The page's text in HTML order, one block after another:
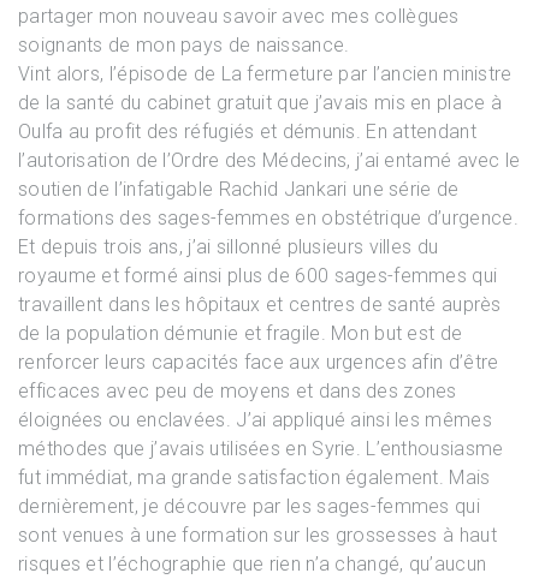
partager mon nouveau savoir avec mes collègues
soignants de mon pays de naissance.
Vint alors, l’épisode de La fermeture par l’ancien ministre
de la santé du cabinet gratuit que j’avais mis en place à
Oulfa au profit des réfugiés et démunis. En attendant
l’autorisation de l’Ordre des Médecins, j’ai entamé avec le
soutien de l’infatigable Rachid Jankari une série de
formations des sages-femmes en obstétrique d’urgence.
Et depuis trois ans, j’ai sillonné plusieurs villes du
royaume et formé ainsi plus de 600 sages-femmes qui
travaillent dans les hôpitaux et centres de santé auprès
de la population démunie et fragile. Mon but est de
renforcer leurs capacités face aux urgences afin d’être
efficaces avec peu de moyens et dans des zones
éloignées ou enclavées. J’ai appliqué ainsi les mêmes
méthodes que j’avais utilisées en Syrie. L’enthousiasme
fut immédiat, ma grande satisfaction également. Mais
dernièrement, je découvre par les sages-femmes qui
sont venues à une formation sur les grossesses à haut
risques et l’échographie que rien n’a changé, qu’aucun